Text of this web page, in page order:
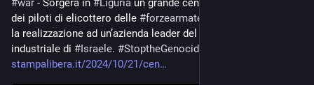
#war - Sorgerà in #Liguria un grande centro di addestramento
dei piloti di elicottero delle #forzearmate
la realizzazione ad un’azienda leader del complesso militare-
industriale di # Israele. #StoptheGenocideNow
stampalibera.it/2024/10/21/cen